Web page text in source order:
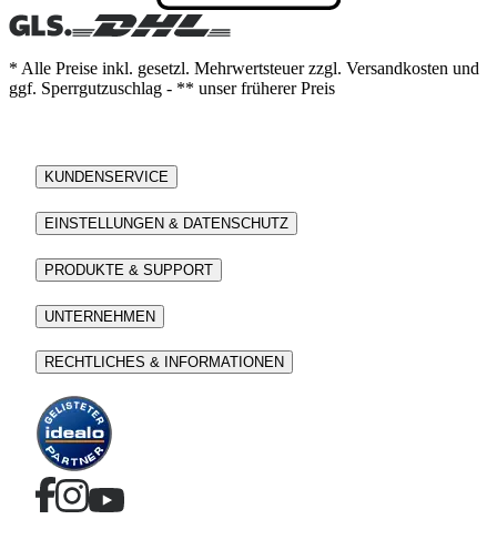
* Alle Preise inkl. gesetzl. Mehrwertsteuer zzgl. Versandkosten und
ggf. Sperrgutzuschlag - ** unser früherer Preis
KUNDENSERVICE
EINSTELLUNGEN & DATENSCHUTZ
PRODUKTE & SUPPORT
UNTERNEHMEN
RECHTLICHES & INFORMATIONEN